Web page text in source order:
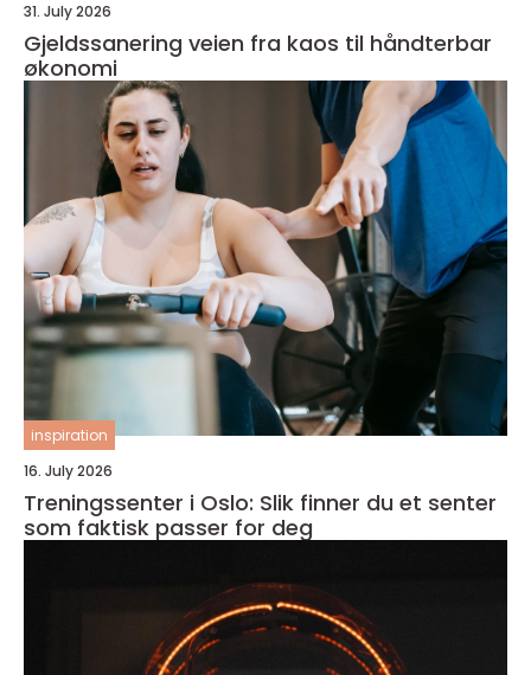
31. July 2026
Gjeldssanering veien fra kaos til håndterbar
økonomi
inspiration
16. July 2026
Treningssenter i Oslo: Slik finner du et senter
som faktisk passer for deg